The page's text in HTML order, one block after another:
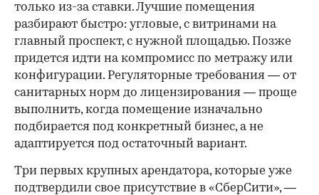
только из-за ставки. Лучшие помещения
разбирают быстро: угловые, с витринами на
главный проспект, с нужной площадью. Позже
придется идти на компромисс по метражу или
конфигурации. Регуляторные требования — от
санитарных норм до лицензирования — проще
выполнить, когда помещение изначально
подбирается под конкретный бизнес, а не
адаптируется под остаточный вариант.
Три первых крупных арендатора, которые уже
подтвердили свое присутствие в «СберСити», —